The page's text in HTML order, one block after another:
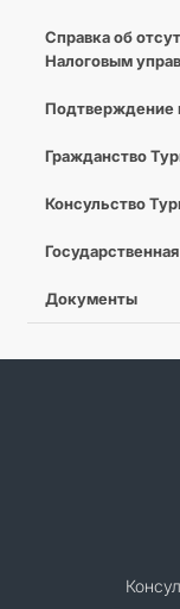
Справка об
Налоговым
Подтверждение
Гражданство
Консульство
Документы